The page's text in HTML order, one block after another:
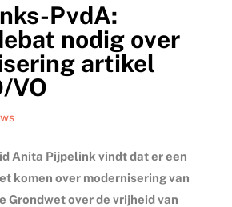
PvdA:
nodig over
artikel
VO
Anita Pijpelink vindt dat er een
komen over modernisering van
Grondwet over de vrijheid van